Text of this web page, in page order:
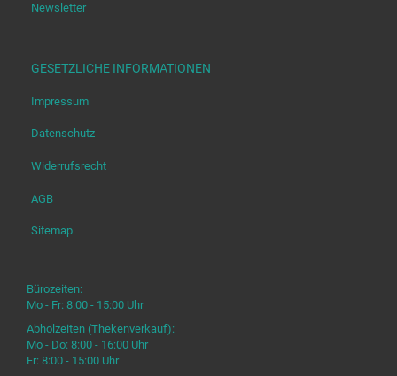
Newsletter
GESETZLICHE INFORMATIONEN
Impressum
Datenschutz
Widerrufsrecht
AGB
Sitemap
Bürozeiten:
Mo - Fr: 8:00 - 15:00 Uhr
Abholzeiten (Thekenverkauf):
Mo - Do: 8:00 - 16:00 Uhr
Fr: 8:00 - 15:00 Uhr